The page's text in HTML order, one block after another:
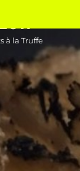
à la Truffe